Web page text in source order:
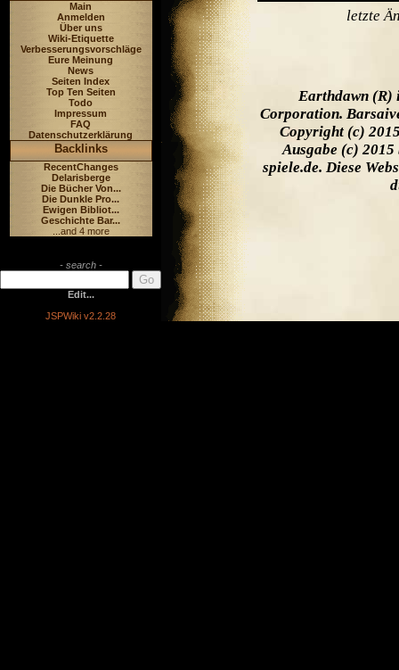
Main
Anmelden
Über uns
Wiki-Etiquette
Verbesserungsvorschläge
Eure Meinung
News
Seiten Index
Top Ten Seiten
Todo
Impressum
FAQ
Datenschutzerklärung
Backlinks
RecentChanges
Delarisberge
Die Bücher Von...
Die Dunkle Pro...
Ewigen Bibliot...
Geschichte Bar...
...and 4 more
- search -
Edit...
JSPWiki v2.2.28
letzte
Earthdawn (R)
Corporation.
Copyright (c)
Ausgabe (c) 2015
spiele.de. Diese